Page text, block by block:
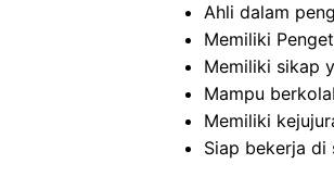
Ahli dalam
Memiliki
Memiliki sikap
Mampu
Memiliki
Siap bekerja di